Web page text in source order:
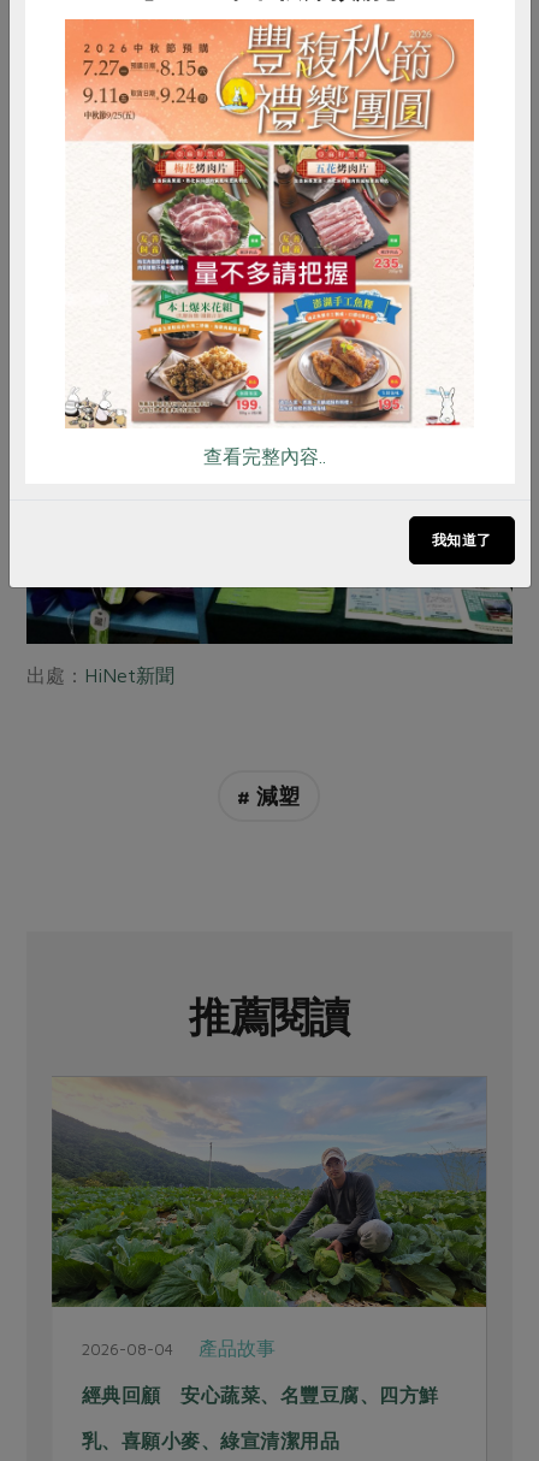
出處： HiNet新聞
# 減塑
推薦閱讀
2026-08-04 產品故事
經典回顧 安心蔬菜、名豐豆腐、四方鮮
乳、喜願小麥、綠宣清潔用品
RPET 食譜 減硝酸鹽
雞蛋 食安 共同購買
查看完整內容..
我知道了